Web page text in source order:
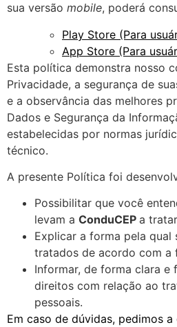
sua versão mobile, poderá
Play Store (Para
App Store (Para
Esta política demonstra nosso
Privacidade, a segurança de
e a observância das melhores
Dados e Segurança da
estabelecidas por normas
técnico.
A presente Política foi
Possibilitar que você
levam a ConduCEP a
Explicar a forma pela qual
tratados de acordo com a
Informar, de forma clara e
direitos com relação ao
pessoais.
Em caso de dúvidas, pedimos